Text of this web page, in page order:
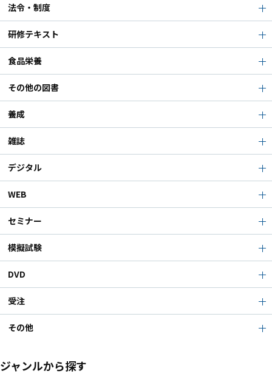
法令・制度
研修テキスト
食品栄養
その他の図書
養成
雑誌
デジタル
WEB
セミナー
模擬試験
DVD
受注
その他
ジャンルから探す